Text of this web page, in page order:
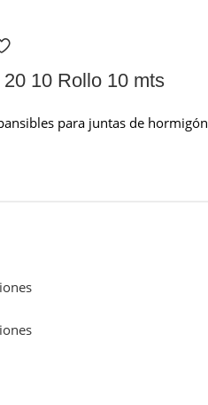
10 Rollo 10 mts
para juntas de hormigón